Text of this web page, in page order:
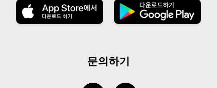
문의하기